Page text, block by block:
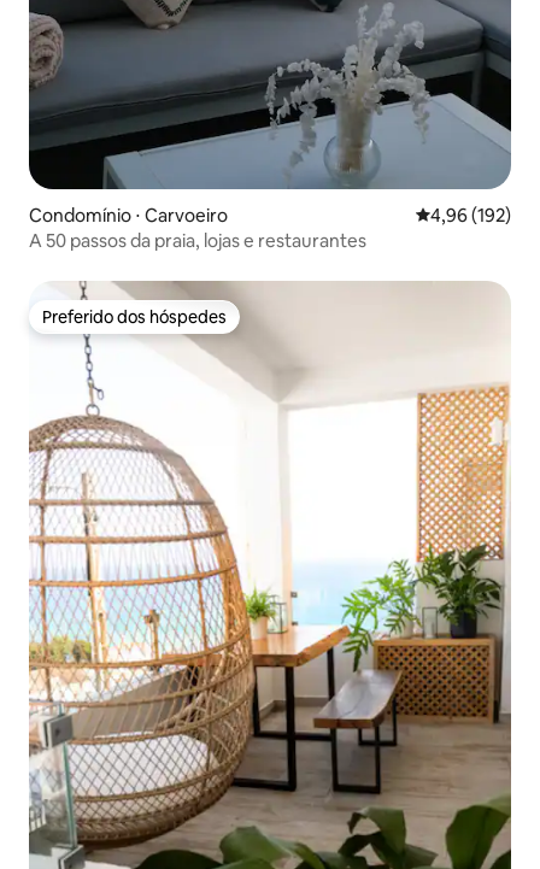
Condomínio ⋅ Carvoeiro 4,96 de uma
4,96 (192)
A 50 passos da praia, lojas e restaurantes
Preferido dos hóspedes
Preferido dos hóspedes